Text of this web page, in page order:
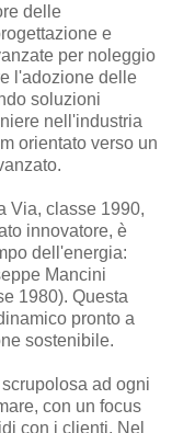
delle
e
per noleggio
l'adozione delle
soluzioni
nell'industria
orientato verso un
Via, classe 1990,
innovatore, è
dell'energia:
Mancini
1980). Questa
pronto a
sostenibile.
ad ogni
con un focus
con i clienti. Nel